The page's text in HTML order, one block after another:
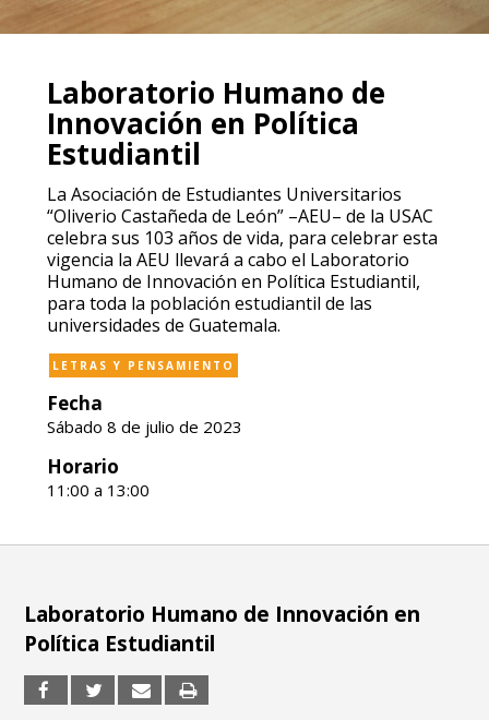
Laboratorio Humano de
Innovación en Política
Estudiantil
La Asociación de Estudiantes Universitarios
“Oliverio Castañeda de León” –AEU– de la USAC
celebra sus 103 años de vida, para celebrar esta
vigencia la AEU llevará a cabo el Laboratorio
Humano de Innovación en Política Estudiantil,
para toda la población estudiantil de las
universidades de Guatemala.
LETRAS Y PENSAMIENTO
Fecha
Sábado 8 de julio de 2023
Horario
11:00 a 13:00
Laboratorio Humano de Innovación en
Política Estudiantil